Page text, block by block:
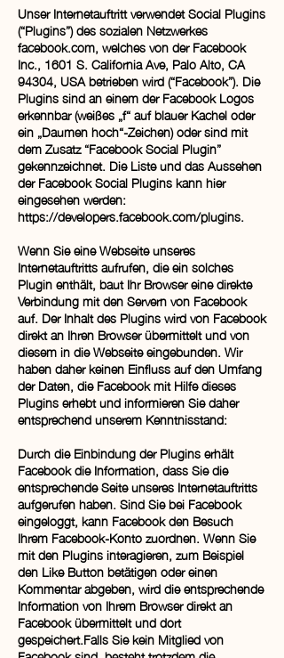
Unser Internetauftritt verwendet Social Plugins
(“Plugins”) des sozialen Netzwerkes
facebook.com, welches von der Facebook
Inc., 1601 S. California Ave, Palo Alto, CA
94304, USA betrieben wird (“Facebook”). Die
Plugins sind an einem der Facebook Logos
erkennbar (weißes „f“ auf blauer Kachel oder
ein „Daumen hoch“-Zeichen) oder sind mit
dem Zusatz “Facebook Social Plugin”
gekennzeichnet. Die Liste und das Aussehen
der Facebook Social Plugins kann hier
eingesehen werden:
https://developers.facebook.com/plugins.
Wenn Sie eine Webseite unseres
Internetauftritts aufrufen, die ein solches
Plugin enthält, baut Ihr Browser eine direkte
Verbindung mit den Servern von Facebook
auf. Der Inhalt des Plugins wird von Facebook
direkt an Ihren Browser übermittelt und von
diesem in die Webseite eingebunden. Wir
haben daher keinen Einfluss auf den Umfang
der Daten, die Facebook mit Hilfe dieses
Plugins erhebt und informieren Sie daher
entsprechend unserem Kenntnisstand:
Durch die Einbindung der Plugins erhält
Facebook die Information, dass Sie die
entsprechende Seite unseres Internetauftritts
aufgerufen haben. Sind Sie bei Facebook
eingeloggt, kann Facebook den Besuch
Ihrem Facebook-Konto zuordnen. Wenn Sie
mit den Plugins interagieren, zum Beispiel
den Like Button betätigen oder einen
Kommentar abgeben, wird die entsprechende
Information von Ihrem Browser direkt an
Facebook übermittelt und dort
gespeichert.Falls Sie kein Mitglied von